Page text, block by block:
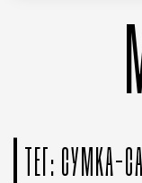
ТЕГ: СУМКА-